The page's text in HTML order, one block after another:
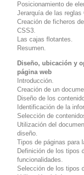
Posicionamiento de
Jerarquía de las reglas
Creación de ficheros
CSS3.
Las cajas flotantes.
Resumen.
Diseño, ubicación y
página web
Introducción.
Creación de un
Diseño de los
Identificación de la
Selección de
Utilización del
diseño.
Tipos de páginas para
Definición de los tipos
funcionalidades.
Selección de los tipos